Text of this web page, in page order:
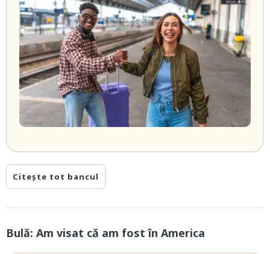
Citește tot bancul
Bulă: Am visat că am fost în America